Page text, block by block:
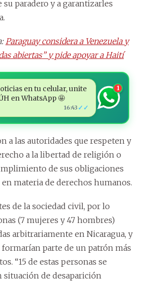
paradero y a garantizarles
Paraguay considera a Venezuela y
abiertas” y pide apoyar a Haití
en tu celular, unite
en WhatsApp 🤩
16:43 ✓✓
1
a las autoridades que respeten y
a la libertad de religión o
de sus obligaciones
materia de derechos humanos.
de la sociedad civil, por lo
(7 mujeres y 47 hombres)
arbitrariamente en Nicaragua, y
parte de un patrón más
“15 de estas personas se
de desaparición